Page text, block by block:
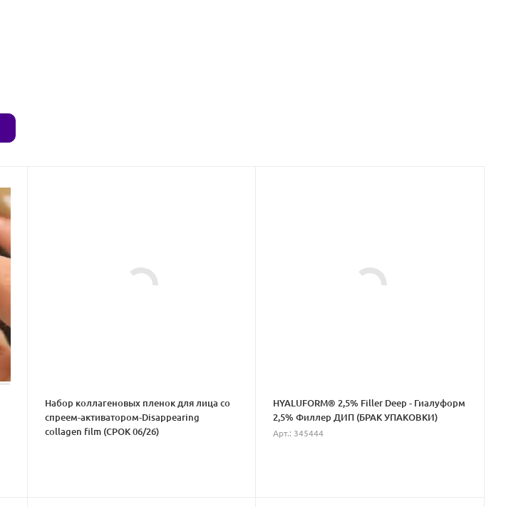
Набор коллагеновых пленок для лица со
спреем-активатором-Disappearing
collagen film (СРОК 06/26)
HYALUFORM® 2,5% Filler Deep - Гиалуформ
2,5% Филлер ДИП (БРАК УПАКОВКИ)
Арт.: 345444